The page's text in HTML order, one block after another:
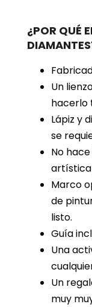
¿POR QUÉ
Un
hacerlo
Lápiz y
se
No
Marco
de
listo.
Guía
Una
Un
muy